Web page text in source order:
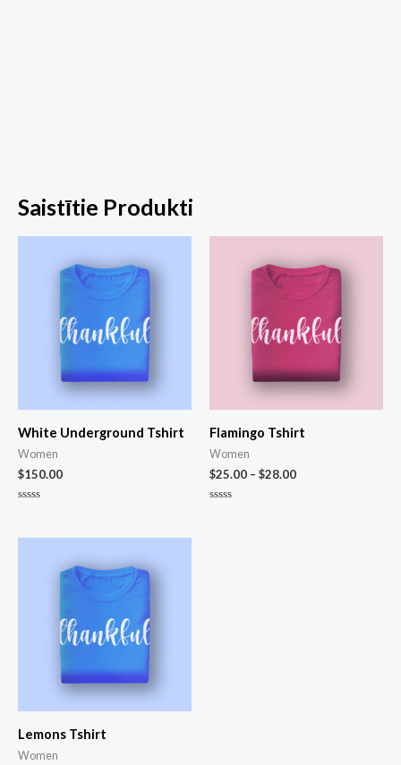
Saistītie Produkti
White Underground Tshirt
Women
$150.00
Flamingo Tshirt
Women
$25.00 – $28.00
Lemons Tshirt
Women